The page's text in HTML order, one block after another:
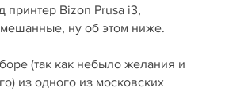
принтер Bizon Prusa i3,
ну об этом ниже.
(так как небыло желания и
из одного из московских